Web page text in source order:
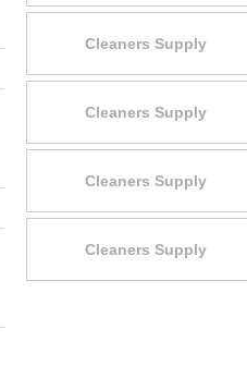
Cleaners Supply
Cleaners Supply
Cleaners Supply
Cleaners Supply